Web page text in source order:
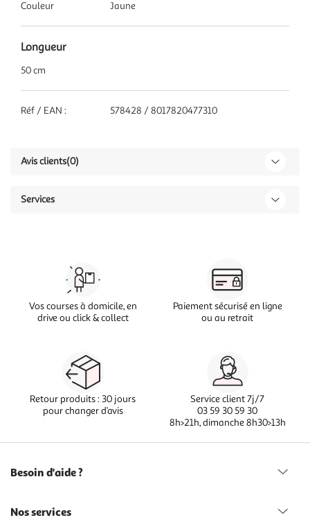
Couleur
Jaune
Longueur
50 cm
Réf / EAN : 578428 / 8017820477310
Avis clients(0)
Services
Vos courses à domicile, en
drive ou click & collect
Paiement sécurisé en ligne
ou au retrait
Retour produits : 30 jours
pour changer d’avis
Service client 7j/7
03 59 30 59 30
8h>21h, dimanche 8h30>13h
Besoin d'aide ?
Nos services